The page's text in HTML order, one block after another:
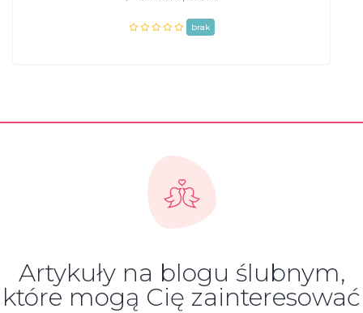
brak
Artykuły na blogu ślubnym,
które mogą Cię zainteresować